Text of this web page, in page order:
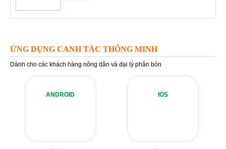
ỨNG DỤNG CANH TÁC THÔNG MINH
Dành cho các khách hàng nông dân và đại lý phân bón
ANDROID IOS